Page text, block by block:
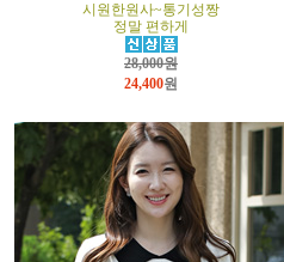
시원한원사~통기성짱
정말 편하게
28,000원
24,400원